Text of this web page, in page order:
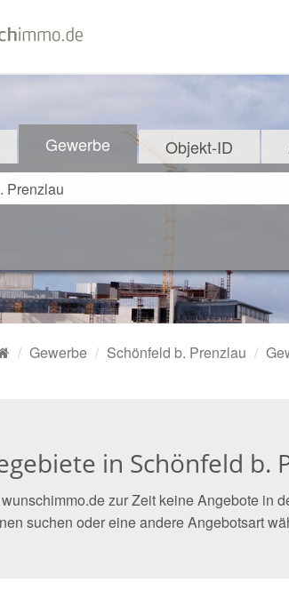
Gewerbe Objekt-ID
Gewerbe Schönfeld b. Prenzlau
in Schönfeld b.
zur Zeit keine Angebote in
suchen oder eine andere Angebotsart